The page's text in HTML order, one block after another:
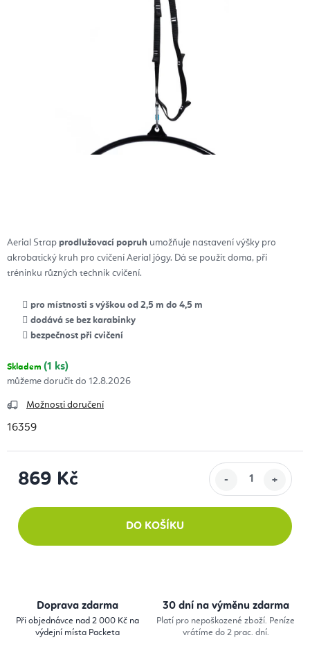
Aerial Strap prodlužovací popruh umožňuje nastavení výšky pro
akrobatický kruh pro cvičení Aerial jógy. Dá se použít doma, při
tréninku různých technik cvičení.
pro místnosti s výškou od 2,5 m do 4,5 m
dodává se bez karabinky
bezpečnost při cvičení
Skladem (1 ks)
12.8.2026
Možnosti doručení
16359
869 Kč
DO KOŠÍKU
Doprava zdarma
Při objednávce nad 2 000 Kč na
výdejní místa Packeta
30 dní na výměnu zdarma
Platí pro nepoškozené zboží. Peníze
vrátíme do 2 prac. dní.